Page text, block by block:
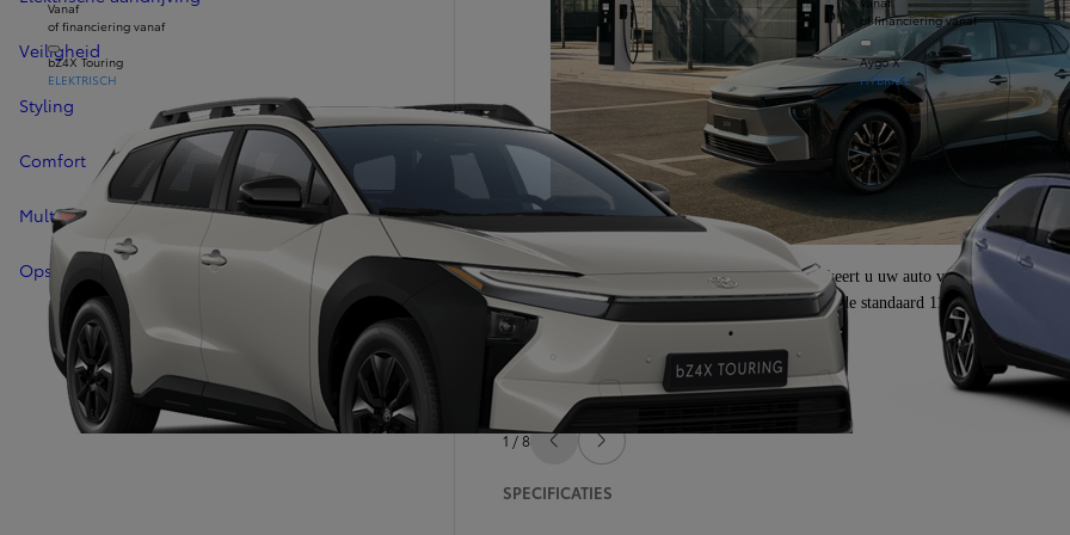
Vanaf
of financiering vanaf
of financiering vanaf
bZ4X Touring
ELEKTRISCH
Aygo X
HYBRIDE
Veiligheid
Styling
Comfort
Multimedia
Opslag
Op weg naar een belangrijke vergadering of parkeert u uw auto voor de hele dag?
accu van uw auto in een mum van tijd op, terwijl de standaard 11 of 22* kW AC-
*beschikbaarheid afhankelijk van versie
1 / 8 Vorige diaVolgende dia
SPECIFICATIES